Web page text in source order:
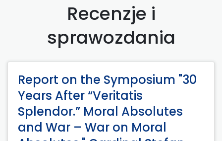
Recenzje i
sprawozdania
Report on the Symposium "30
Years After “Veritatis
Splendor.” Moral Absolutes
and War – War on Moral